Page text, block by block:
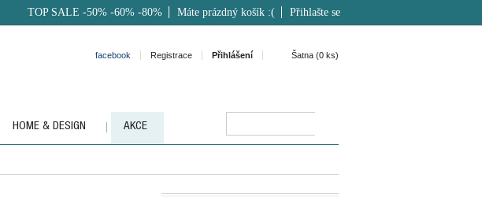
TOP SALE -50% -60% -80% Máte prázdný košík :( Přihlašte se
facebook Registrace Přihlášení Šatna (0 ks)
HOME & DESIGN AKCE